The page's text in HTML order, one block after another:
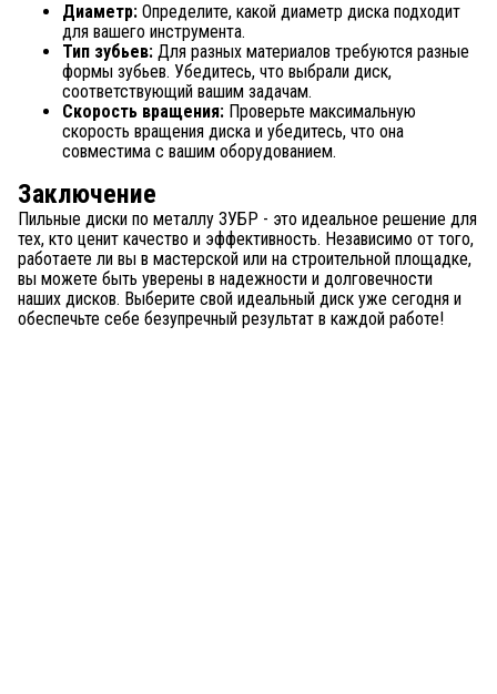
Диаметр: Определите, какой диаметр диска подходит
для вашего инструмента.
Тип зубьев: Для разных материалов требуются разные
формы зубьев. Убедитесь, что выбрали диск,
соответствующий вашим задачам.
Скорость вращения: Проверьте максимальную
скорость вращения диска и убедитесь, что она
совместима с вашим оборудованием.
Заключение
Пильные диски по металлу ЗУБР - это идеальное решение для
тех, кто ценит качество и эффективность. Независимо от того,
работаете ли вы в мастерской или на строительной площадке,
вы можете быть уверены в надежности и долговечности
наших дисков. Выберите свой идеальный диск уже сегодня и
обеспечьте себе безупречный результат в каждой работе!